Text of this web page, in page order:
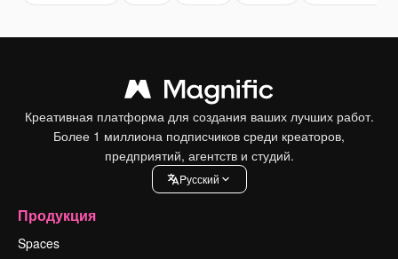
Креативная платформа для создания ваших лучших работ.
Более 1 миллиона подписчиков среди креаторов,
предприятий, агентств и студий.
Pусский
Продукция
Spaces